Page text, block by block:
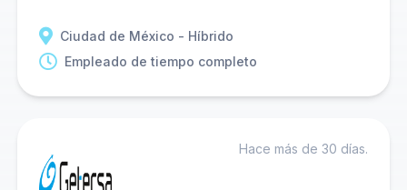
Ciudad de México - Híbrido
Empleado de tiempo completo
Hace más de 30 días.